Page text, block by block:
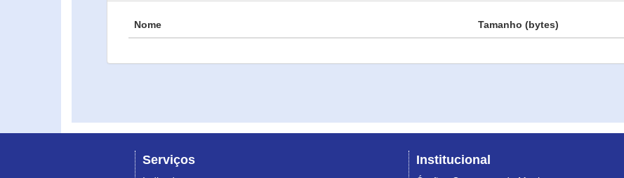
Nome Tamanho (bytes)
Serviços Institucional